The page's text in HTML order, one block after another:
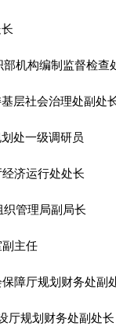
机构编制监督检查
层社会治理处副处
处一级调研员
济运行处处长
理局副局长
主任
障厅规划财务处副
规划财务处副处长